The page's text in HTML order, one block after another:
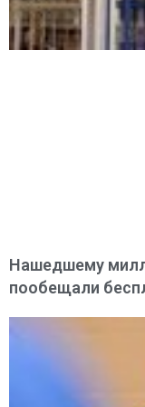
Нашедшему
пообещали